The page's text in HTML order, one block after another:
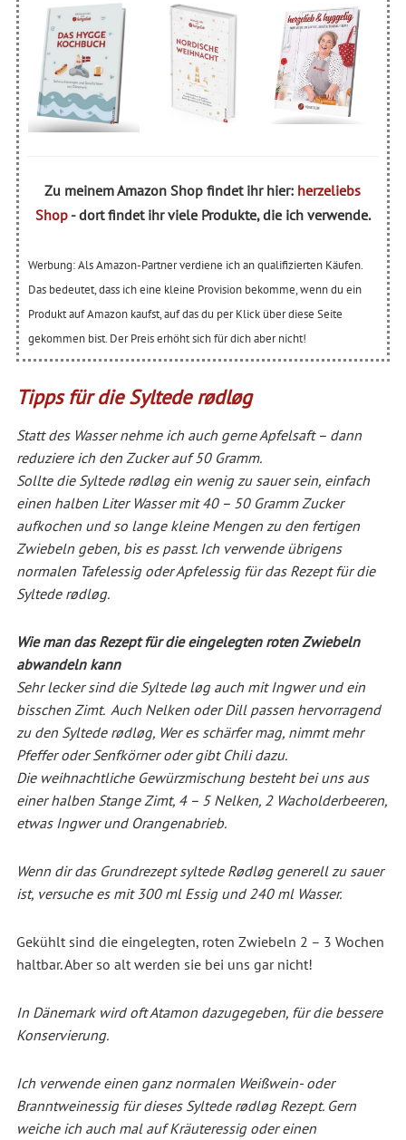
Zu meinem Amazon Shop findet ihr hier: herzeliebs
Shop- dort findet ihr viele Produkte, die ich verwende.
Werbung: Als Amazon-Partner verdiene ich an qualifizierten Käufen.
Das bedeutet, dass ich eine kleine Provision bekomme, wenn du ein
Produkt auf Amazon kaufst, auf das du per Klick über diese Seite
gekommen bist. Der Preis erhöht sich für dich aber nicht!
Tipps für die Syltede rødløg
Statt des Wasser nehme ich auch gerne Apfelsaft – dann
reduziere ich den Zucker auf 50 Gramm.
Sollte die Syltede rødløg ein wenig zu sauer sein, einfach
einen halben Liter Wasser mit 40 – 50 Gramm Zucker
aufkochen und so lange kleine Mengen zu den fertigen
Zwiebeln geben, bis es passt. Ich verwende übrigens
normalen Tafelessig oder Apfelessig für das Rezept für die
Syltede rødløg.
Wie man das Rezept für die eingelegten roten Zwiebeln
abwandeln kann
Sehr lecker sind die Syltede løg auch mit Ingwer und ein
bisschen Zimt. Auch Nelken oder Dill passen hervorragend
zu den Syltede rødløg, Wer es schärfer mag, nimmt mehr
Pfeffer oder Senfkörner oder gibt Chili dazu.
Die weihnachtliche Gewürzmischung besteht bei uns aus
einer halben Stange Zimt, 4 – 5 Nelken, 2 Wacholderbeeren,
etwas Ingwer und Orangenabrieb.
Wenn dir das Grundrezept syltede Rødløg generell zu sauer
ist, versuche es mit 300 ml Essig und 240 ml Wasser.
Gekühlt sind die eingelegten, roten Zwiebeln 2 – 3 Wochen
haltbar. Aber so alt werden sie bei uns gar nicht!
In Dänemark wird oft Atamon dazugegeben, für die bessere
Konservierung.
Ich verwende einen ganz normalen Weißwein- oder
Branntweinessig für dieses Syltede rødløg Rezept. Gern
weiche ich auch mal auf Kräuteressig oder einen